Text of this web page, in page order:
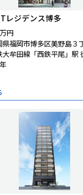
レジデンス博多
円
県福岡市博多区美野島３